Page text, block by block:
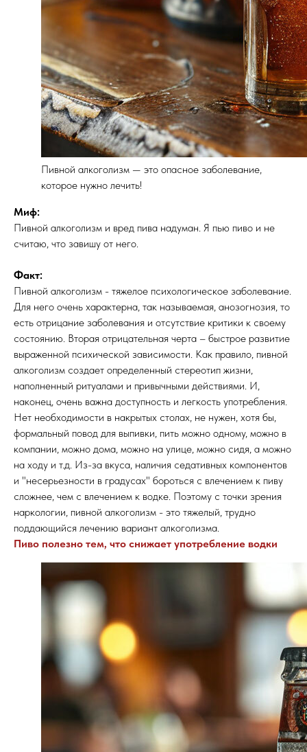
Пивной алкоголизм — это опасное заболевание,
которое нужно лечить!
Миф:
Пивной алкоголизм и вред пива надуман. Я пью пиво и не
считаю, что завишу от него.
Факт:
Пивной алкоголизм - тяжелое психологическое заболевание.
Для него очень характерна, так называемая, анозогнозия, то
есть отрицание заболевания и отсутствие критики к своему
состоянию. Вторая отрицательная черта – быстрое развитие
выраженной психической зависимости. Как правило, пивной
алкоголизм создает определенный стереотип жизни,
наполненный ритуалами и привычными действиями. И,
наконец, очень важна доступность и легкость употребления.
Нет необходимости в накрытых столах, не нужен, хотя бы,
формальный повод для выпивки, пить можно одному, можно в
компании, можно дома, можно на улице, можно сидя, а можно
на ходу и т.д. Из-за вкуса, наличия седативных компонентов
и "несерьезности в градусах" бороться с влечением к пиву
сложнее, чем с влечением к водке. Поэтому с точки зрения
наркологии, пивной алкоголизм - это тяжелый, трудно
поддающийся лечению вариант алкоголизма.
Пиво полезно тем, что снижает употребление водки